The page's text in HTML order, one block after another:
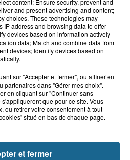
cabines de plages
entrées pour Dennlys
and present advertising and content;
choices. These technologies may
IP address and browsing data to offer
devices based on information actively
data; Match and combine data from
devices; Identify devices based on
sur "Accepter et fermer", ou affiner en
partenaires dans "Gérer mes choix".
en cliquant sur "Continuer sans
que pour ce site. Vous
ou retirer votre consentement à tout
situé en bas de chaque page.
et fermer